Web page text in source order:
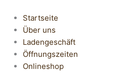
Startseite
Über uns
Ladengeschäft
Öffnungszeiten
Onlineshop